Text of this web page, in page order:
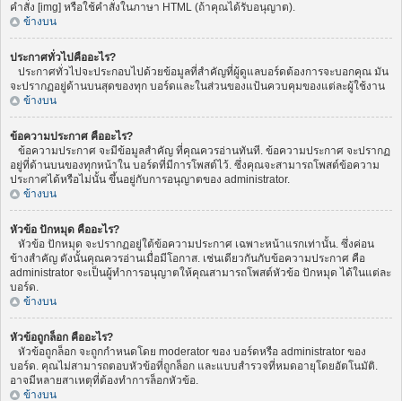
คำสั่ง [img] หรือใช้คำสั่งในภาษา HTML (ถ้าคุณได้รับอนุญาต).
ข้างบน
ประกาศทั่วไปคืออะไร?
ประกาศทั่วไปจะประกอบไปด้วยข้อมูลที่สำคัญที่ผู้ดูแลบอร์ดต้องการจะบอกคุณ มัน
จะปรากฏอยู่ด้านบนสุดของทุก บอร์ดและในส่วนของแป้นควบคุมของแต่ละผู้ใช้งาน
ข้างบน
ข้อความประกาศ คืออะไร?
ข้อความประกาศ จะมีข้อมูลสำคัญ ที่คุณควรอ่านทันที. ข้อความประกาศ จะปรากฏ
อยู่ที่ด้านบนของทุกหน้าใน บอร์ดที่มีการโพสต์ไว้. ซึ่งคุณจะสามารถโพสต์ข้อความ
ประกาศได้หรือไม่นั้น ขึ้นอยู่กับการอนุญาตของ administrator.
ข้างบน
หัวข้อ ปักหมุด คืออะไร?
หัวข้อ ปักหมุด จะปรากฏอยู่ใต้ข้อความประกาศ เฉพาะหน้าแรกเท่านั้น. ซึ่งค่อน
ข้างสำคัญ ดังนั้นคุณควรอ่านเมื่อมีโอกาส. เช่นเดียวกันกับข้อความประกาศ คือ
administrator จะเป็นผู้ทำการอนุญาตให้คุณสามารถโพสต์หัวข้อ ปักหมุด ได้ในแต่ละ
บอร์ด.
ข้างบน
หัวข้อถูกล็อก คืออะไร?
หัวข้อถูกล็อก จะถูกกำหนดโดย moderator ของ บอร์ดหรือ administrator ของ
บอร์ด. คุณไม่สามารถตอบหัวข้อที่ถูกล็อก และแบบสำรวจที่หมดอายุโดยอัตโนมัติ.
อาจมีหลายสาเหตุที่ต้องทำการล็อกหัวข้อ.
ข้างบน